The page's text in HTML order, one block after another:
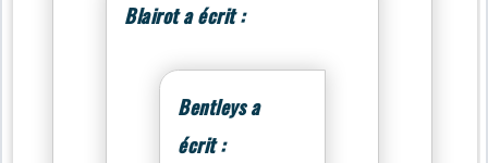
Blairot a écrit :
Bentleys a
écrit :